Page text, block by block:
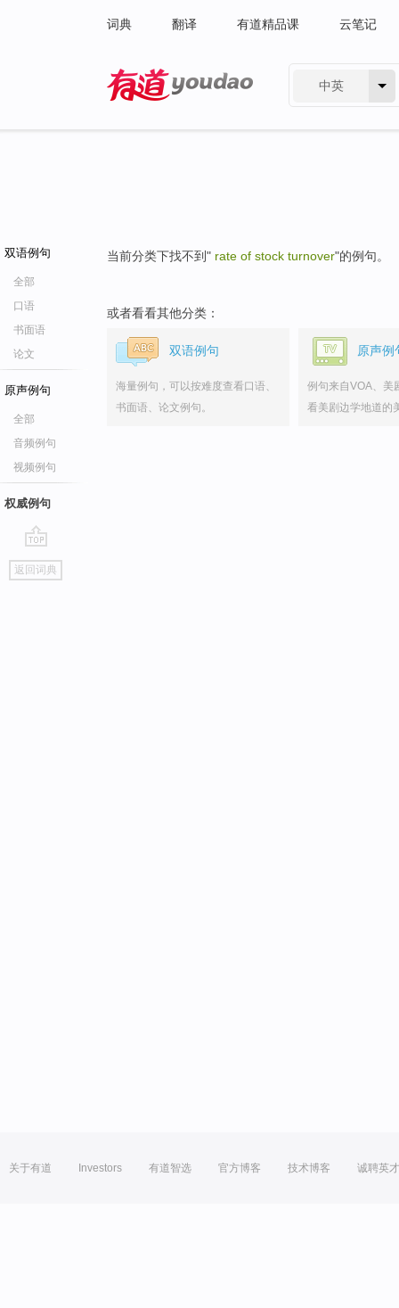
词典 翻译 有道精品课 云笔记
中英
双语例句
全部
口语
书面语
论文
原声例句
全部
音频例句
视频例句
权威例句
go
top
返回词典
当前分类下找不到" rate of stock turnover"的例句。
或者看看其他分类：
双语例句
海量例句，可以按难度查看口语、
书面语、论文例句。
原声例
例句来自VOA、美
看美剧边学地道的
关于有道 Investors 有道智选 官方博客 技术博客 诚聘英才